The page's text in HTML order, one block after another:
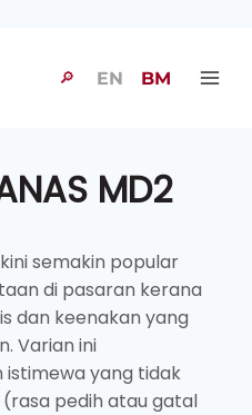
🔎 EN BM
MD2
semakin popular
di pasaran kerana
dan keenakan yang
Varian ini
yang tidak
pedih atau gatal